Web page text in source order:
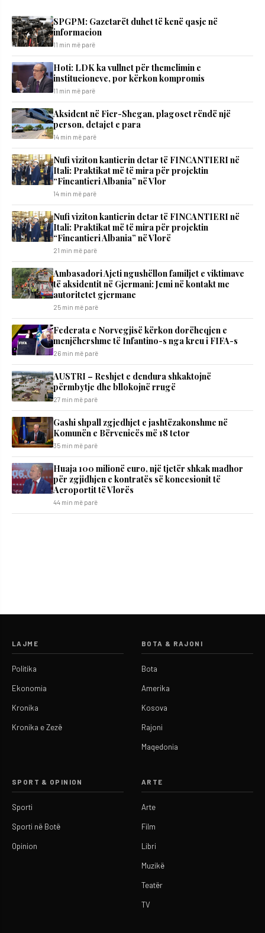
SPGPM: Gazetarët duhet të kenë qasje në
informacion
11 min më parë
Hoti: LDK ka vullnet për themelimin e
institucioneve, por kërkon kompromis
11 min më parë
Aksident në Fier-Shegan, plagoset rëndë një
person, detajet e para
14 min më parë
Nufi viziton kantierin detar të FINCANTIERI në
Itali: Praktikat më të mira për projektin
“Fincantieri Albania” në Vlor
14 min më parë
Nufi viziton kantierin detar të FINCANTIERI në
Itali: Praktikat më të mira për projektin
“Fincantieri Albania” në Vlorë
21 min më parë
Ambasadori Ajeti ngushëllon familjet e viktimave
të aksidentit në Gjermani: Jemi në kontakt me
autoritetet gjermane
25 min më parë
Federata e Norvegjisë kërkon dorëheqjen e
menjëhershme të Infantino-s nga kreu i FIFA-s
26 min më parë
AUSTRI – Reshjet e dendura shkaktojnë
përmbytje dhe bllokojnë rrugë
27 min më parë
Gashi shpall zgjedhjet e jashtëzakonshme në
Komunën e Bërvenicës më 18 tetor
35 min më parë
Huaja 100 milionë euro, një tjetër shkak madhor
për zgjidhjen e kontratës së koncesionit të
Aeroportit të Vlorës
44 min më parë
LAJME
Politika
Ekonomia
Kronika
Kronika e Zezë
BOTA & RAJONI
Bota
Amerika
Kosova
Rajoni
Maqedonia
SPORT & OPINION
Sporti
Sporti në Botë
Opinion
ARTE
Arte
Film
Libri
Muzikë
Teatër
TV